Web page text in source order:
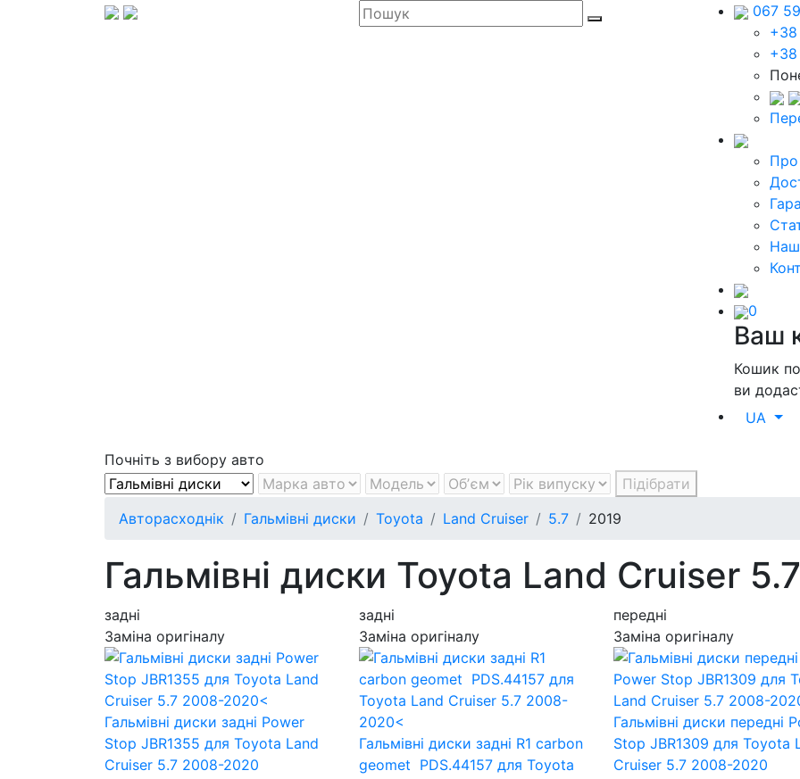
067
Про
0
Ваш
Кошик
ви
UA
Почніть з вибору авто
Підібрати
Авторасходнік
Гальмівні диски Toyota Land Cruiser 5.7 2019
Гальмівні диски Toyota Land Cruiser
задні
Заміна оригіналу
Гальмівні диски задні Power
Stop JBR1355 для Toyota Land
Cruiser 5.7 2008-2020
задні
Заміна оригіналу
Гальмівні диски задні R1 carbon
geomet PDS.44157 для Toyota
передні
Заміна оригіналу
Гальмівні диски передні
Stop JBR1309 для Toyota
Cruiser 5.7 2008-2020